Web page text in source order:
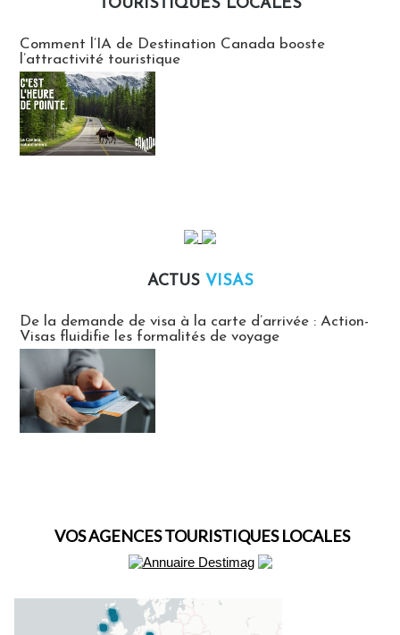
TOURISTIQUES LOCALES
Comment l’IA de Destination Canada booste
l’attractivité touristique
ACTUS VISAS
De la demande de visa à la carte d’arrivée : Action-
Visas fluidifie les formalités de voyage
VOS AGENCES TOURISTIQUES LOCALES